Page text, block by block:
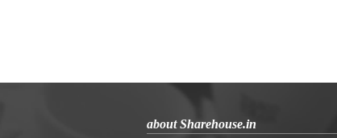
about Sharehouse.in